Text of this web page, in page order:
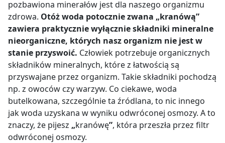
pozbawiona minerałów jest dla naszego organizmu
zdrowa. Otóż woda potocznie zwana „kranówą”
zawiera praktycznie wyłącznie składniki mineralne
nieorganiczne, których nasz organizm nie jest w
stanie przyswoić. Człowiek potrzebuje organicznych
składników mineralnych, które z łatwością są
przyswajane przez organizm. Takie składniki pochodzą
np. z owoców czy warzyw. Co ciekawe, woda
butelkowana, szczególnie ta źródlana, to nic innego
jak woda uzyskana w wyniku odwróconej osmozy. A to
znaczy, że pijesz „kranówę”, która przeszła przez filtr
odwróconej osmozy.